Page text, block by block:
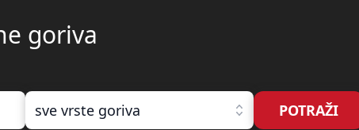
goriva
sve vrste goriva POTRAŽI